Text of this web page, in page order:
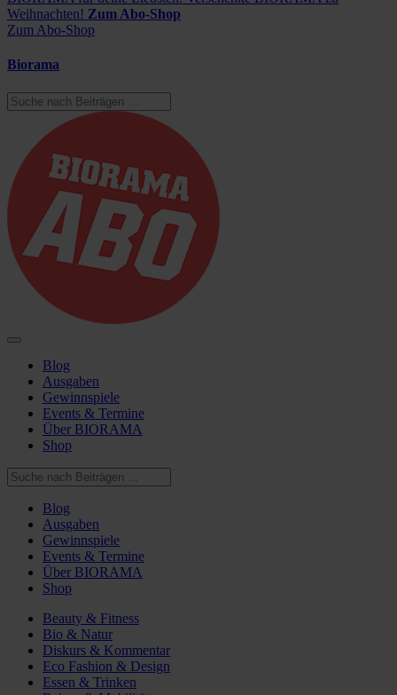
Weihnachten! Zum Abo-Shop
Zum Abo-Shop
Biorama
Blog
Ausgaben
Gewinnspiele
Events & Termine
Über BIORAMA
Shop
Blog
Ausgaben
Gewinnspiele
Events & Termine
Über BIORAMA
Shop
Beauty & Fitness
Bio & Natur
Diskurs & Kommentar
Eco Fashion & Design
Essen & Trinken